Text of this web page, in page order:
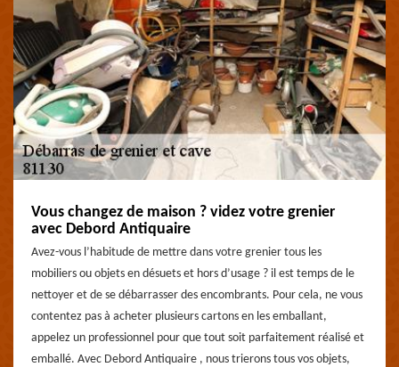
Vous changez de maison ? videz votre grenier
avec Debord Antiquaire
Avez-vous l’habitude de mettre dans votre grenier tous les
mobiliers ou objets en désuets et hors d’usage ? il est temps de le
nettoyer et de se débarrasser des encombrants. Pour cela, ne vous
contentez pas à acheter plusieurs cartons en les emballant,
appelez un professionnel pour que tout soit parfaitement réalisé et
emballé. Avec Debord Antiquaire , nous trierons tous vos objets,